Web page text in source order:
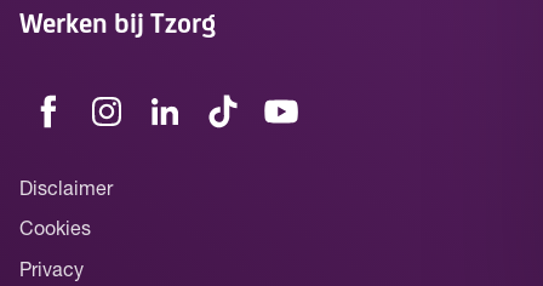
Werken bij Tzorg
Disclaimer
Cookies
Privacy